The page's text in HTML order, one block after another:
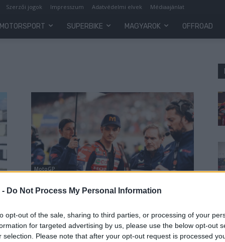
- Do Not Process My Personal Information
opt-out of the sale, sharing to third parties, or processing of your
for targeted advertising by us, please use the below opt-out
selection. Please note that after your opt-out request is processed
Szerzői jogok Impresszum Adatvédelmi elvek Médiaajánlat
MOTORSPORT SUPERBIKE MAGYAROK OFFROAD
MotoGP
Marini: Amikor azt mondja az
orvos, hogy lélegezz, és nem
tudsz… az megváltoztatja a
nézőpontodat
Szántó Dávid 2025. 12. 09.